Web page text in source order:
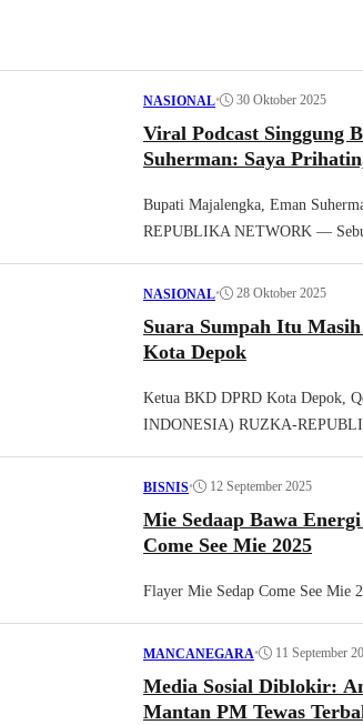
NASIONAL• 30 Oktober 2025
Viral Podcast Singgung
Suherman: Saya
Bupati Majalengka, Eman
REPUBLIKA NETWORK —
NASIONAL• 28 Oktober 2025
Suara Sumpah Itu
Kota Depok
Ketua BKD DPRD Kota Depok,
INDONESIA) RUZKA-
BISNIS• 12 September 2025
Mie Sedaap Bawa Energi Braver Bolder ke
Come See Mie 2025
Flayer Mie Sedap Come See Mie
MANCANEGARA• 11 September
Media Sosial Diblokir:
Mantan PM Tewas